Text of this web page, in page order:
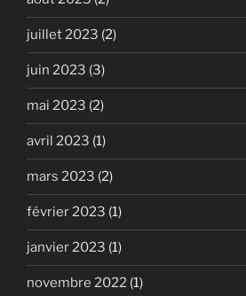
juillet 2023 (2)
juin 2023 (3)
mai 2023 (2)
avril 2023 (1)
mars 2023 (2)
février 2023 (1)
janvier 2023 (1)
novembre 2022 (1)